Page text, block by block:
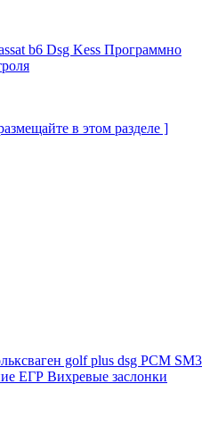
b6 Dsg Kess Программно
в этом разделе ]
golf plus dsg РСМ SM3
ЕГР Вихревые заслонки